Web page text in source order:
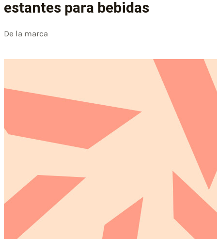
estantes para bebidas
De la marca